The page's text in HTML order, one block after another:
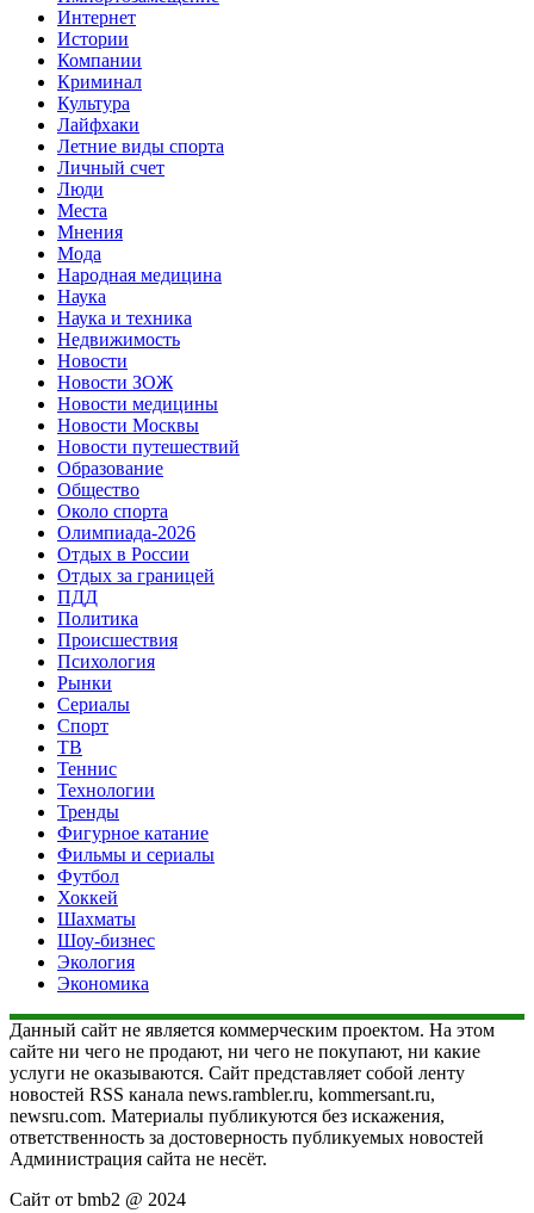
Интернет
Истории
Компании
Криминал
Культура
Лайфхаки
Летние виды спорта
Личный счет
Люди
Места
Мнения
Мода
Народная медицина
Наука
Наука и техника
Недвижимость
Новости
Новости ЗОЖ
Новости медицины
Новости Москвы
Новости путешествий
Образование
Общество
Около спорта
Олимпиада-2026
Отдых в России
Отдых за границей
ПДД
Политика
Происшествия
Психология
Рынки
Сериалы
Спорт
ТВ
Теннис
Технологии
Тренды
Фигурное катание
Фильмы и сериалы
Футбол
Хоккей
Шахматы
Шоу-бизнес
Экология
Экономика
Данный сайт не является коммерческим проектом. На этом
сайте ни чего не продают, ни чего не покупают, ни какие
услуги не оказываются. Сайт представляет собой ленту
новостей RSS канала news.rambler.ru, kommersant.ru,
newsru.com. Материалы публикуются без искажения,
ответственность за достоверность публикуемых новостей
Администрация сайта не несёт.
Сайт от bmb2 @ 2024